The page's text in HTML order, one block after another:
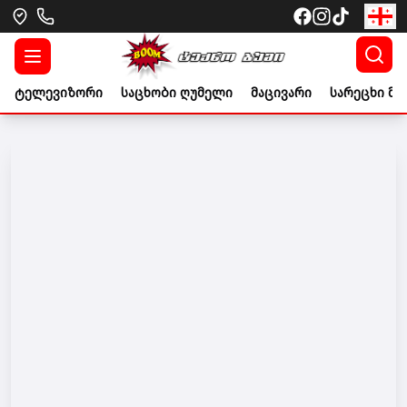
ტელევიზორი საცხობი ღუმელი მაცივარი სარეცხი